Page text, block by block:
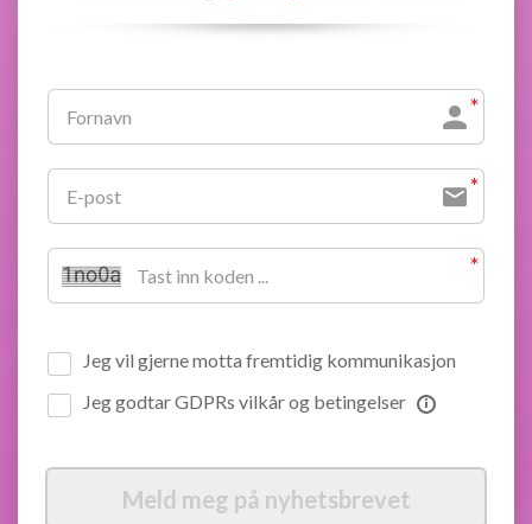
Jeg vil gjerne motta fremtidig kommunikasjon
Jeg godtar GDPRs vilkår og betingelser
Meld meg på nyhetsbrevet